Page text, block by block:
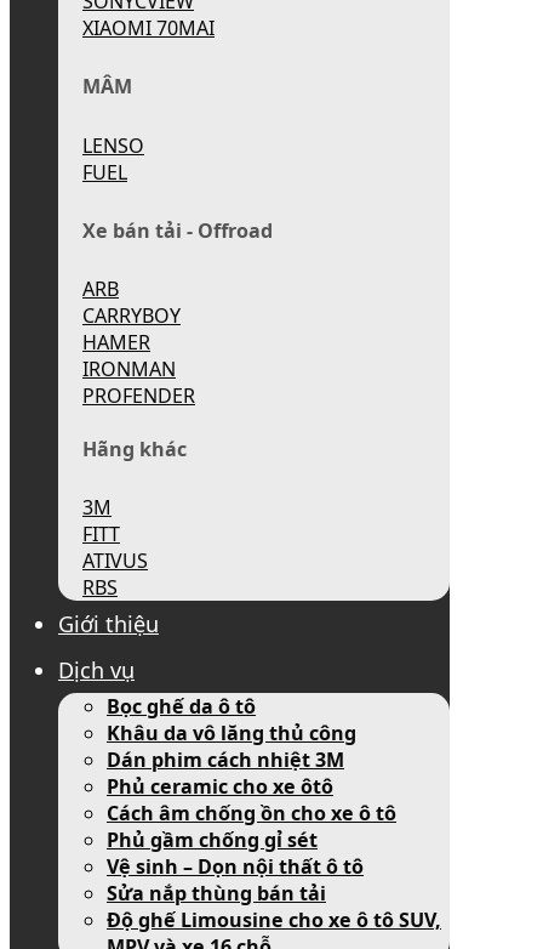
XIAOMI 70MAI
MÂM
LENSO
FUEL
Xe bán tải - Offroad
ARB
CARRYBOY
HAMER
IRONMAN
PROFENDER
Hãng khác
3M
FITT
ATIVUS
RBS
Giới thiệu
Dịch vụ
Bọc ghế da ô tô
Khâu da vô lăng thủ công
Dán phim cách nhiệt 3M
Phủ ceramic cho xe ôtô
Cách âm chống ồn cho xe ô tô
Phủ gầm chống gỉ sét
Vệ sinh – Dọn nội thất ô tô
Sửa nắp thùng bán tải
Độ ghế Limousine cho xe ô tô SUV,